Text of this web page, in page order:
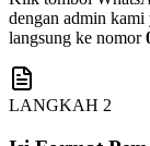
dengan admin kami
langsung ke nomor
LANGKAH 2